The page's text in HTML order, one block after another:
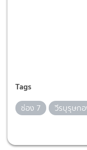
Tags
ช่อง 7 วีรบุรุษกอ